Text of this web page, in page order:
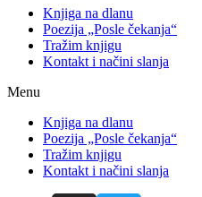
Knjiga na dlanu
Poezija „Posle čekanja“
Tražim knjigu
Kontakt i načini slanja
Menu
Knjiga na dlanu
Poezija „Posle čekanja“
Tražim knjigu
Kontakt i načini slanja